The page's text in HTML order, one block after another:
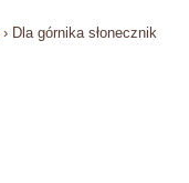
› Dla górnika słonecznik